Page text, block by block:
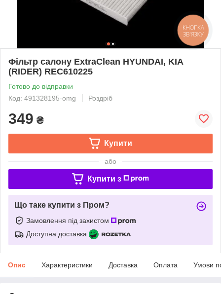
Фільтр салону ExtraClean HYUNDAI, KIA
(RIDER) REC610225
Готово до відправки
Код: 491328195-omg
Роздріб
349 ₴
Купити
або
Купити з
Що таке купити з Пром?
Замовлення під захистом
Доступна доставка
Опис Характеристики Доставка Оплата Умови
КНОПКА
ЗВ'ЯЗКУ